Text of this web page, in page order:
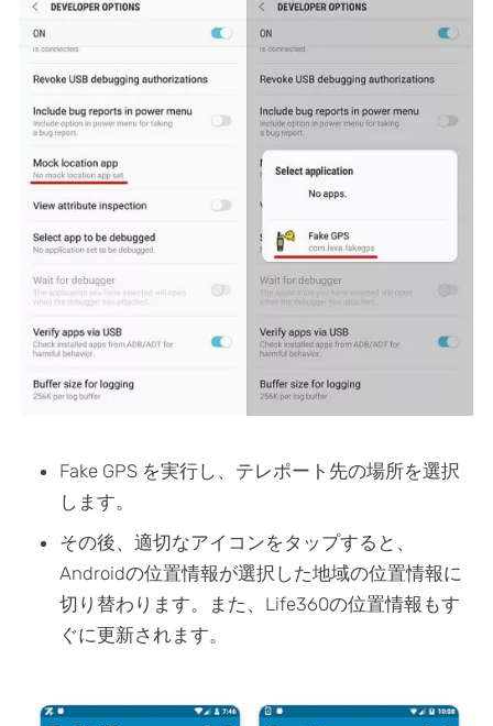
Fake GPS を実行し、テレポート先の場所を選択
します。
その後、適切なアイコンをタップすると、
Androidの位置情報が選択した地域の位置情報に
切り替わります。また、Life360の位置情報もす
ぐに更新されます。